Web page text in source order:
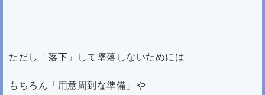
ただし「落下」して墜落しないためには
もちろん「用意周到な準備」や